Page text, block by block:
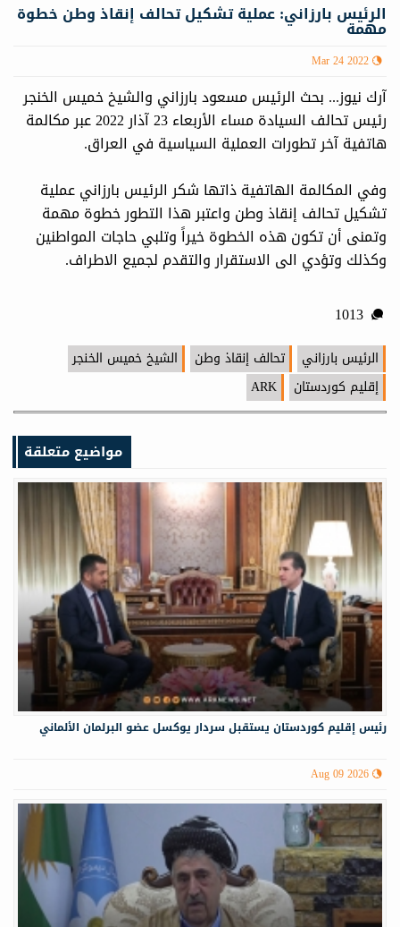
الرئيس بارزاني: عملیة تشكيل تحالف إنقاذ وطن خطوة
مهمة
Mar 24 2022
آرك نيوز... بحث الرئيس مسعود بارزاني والشيخ خمیس الخنجر
رئيس تحالف السيادة مساء الأربعاء 23 آذار 2022 عبر مكالمة
هاتفیة آخر تطورات العملية السياسية في العراق.
وفي المكالمة الهاتفية ذاتها شكر الرئيس بارزاني عملیة
تشكيل تحالف إنقاذ وطن واعتبر هذا التطور خطوة مهمة
وتمنى أن تكون هذه الخطوة خیراً وتلبي حاجات المواطنین
وكذلك وتؤدي الی الاستقرار والتقدم لجمیع الاطراف.
الرئيس بارزاني تحالف إنقاذ وطن
الشيخ خمیس الخنجر
إقليم كوردستان
ARK
مواضيع متعلقة
رئيس إقليم كوردستان يستقبل سردار يوكسل عضو البرلمان الألماني
Aug 09 2026